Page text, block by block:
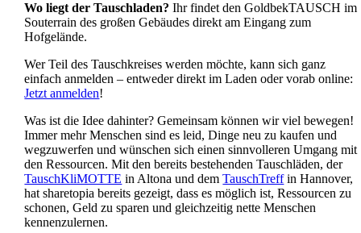
Wo liegt der Tauschladen? Ihr findet den GoldbekTAUSCH im
Souterrain des großen Gebäudes direkt am Eingang zum
Hofgelände.
Wer Teil des Tauschkreises werden möchte, kann sich ganz
einfach anmelden – entweder direkt im Laden oder vorab online:
Jetzt anmelden!
Was ist die Idee dahinter? Gemeinsam können wir viel bewegen!
Immer mehr Menschen sind es leid, Dinge neu zu kaufen und
wegzuwerfen und wünschen sich einen sinnvolleren Umgang mit
den Ressourcen. Mit den bereits bestehenden Tauschläden, der
TauschKliMOTTE in Altona und demTauschTreffin Hannover,
hat sharetopia bereits gezeigt, dass es möglich ist, Ressourcen zu
schonen, Geld zu sparen und gleichzeitig nette Menschen
kennenzulernen.